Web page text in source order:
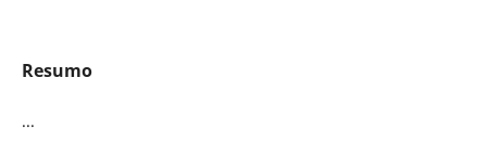
Resumo
...